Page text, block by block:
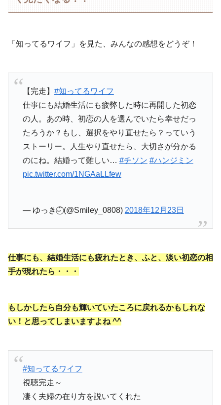
「知ってるワイフ」を見た、みんなの感想をどうぞ！
【完走】 #知ってるワイフ
仕事にも結婚生活にも疲弊した時に再開した初恋
の人。あの時、初恋の人を選んでいたら幸せだっ
たろうか？もし、選択をやり直せたら？っていう
ストーリー。人生やり直せたら、大切さが分かる
のにね。結婚って難しい… #チソン #ハンジミン
pic.twitter.com/1NGAaLLfew
— ゆっき⌣̈⃝ (@Smiley_0808) 2018年12月23日
仕事にも、結婚生活にも疲れたとき、ふと、淡い初恋の相
手が現れたら・・・
もしかしたら自分も輝いていたころに戻れるかもしれな
い！と思ってしまいますよね ^^
#知ってるワイフ
視聴完走～
凄く夫婦の在り方を説いてくれた